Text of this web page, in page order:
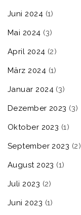
Juni 2024 (1)
Mai 2024 (3)
April 2024 (2)
März 2024 (1)
Januar 2024(3)
Dezember 2023 (3)
Oktober 2023 (1)
September 2023 (2)
August 2023 (1)
Juli 2023 (2)
Juni 2023 (1)